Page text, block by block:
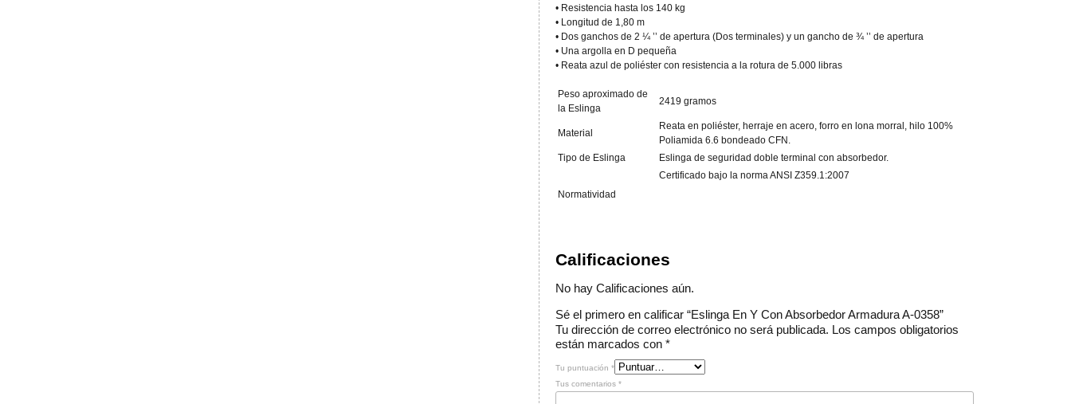
• Resistencia hasta los 140 kg
• Longitud de 1,80 m
• Dos ganchos de 2 ¼ ’’ de apertura (Dos terminales) y un gancho de ¾ ’’ de apertura
• Una argolla en D pequeña
• Reata azul de poliéster con resistencia a la rotura de 5.000 libras
Peso aproximado de
la Eslinga
2419 gramos
Material
Reata en poliéster, herraje en acero, forro en lona morral, hilo 100%
Poliamida 6.6 bondeado CFN.
Tipo de Eslinga
Eslinga de seguridad doble terminal con absorbedor.
Normatividad
Certificado bajo la norma ANSI Z359.1:2007
Calificaciones
No hay Calificaciones aún.
Sé el primero en calificar “Eslinga En Y Con Absorbedor Armadura A-0358”
Tu dirección de correo electrónico no será publicada. Los campos obligatorios
están marcados con*
Tu puntuación*
Tus comentarios*